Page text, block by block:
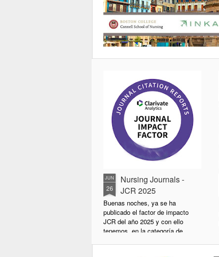
JUN
26
Nursing Journals -
JCR 2025
Buenas noches, ya se ha
publicado el factor de impacto
JCR del año 2025 y con ello
tenemos, en la categoría de